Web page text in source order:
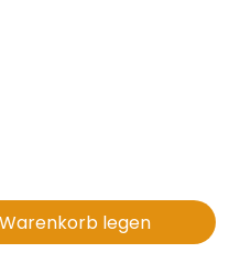
legen